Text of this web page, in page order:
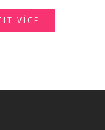
VÍCE